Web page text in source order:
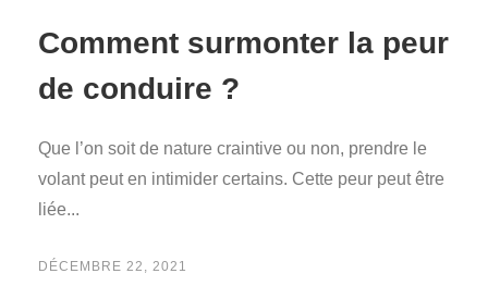
Comment surmonter la peur
de conduire ?
Que l’on soit de nature craintive ou non, prendre le
volant peut en intimider certains. Cette peur peut être
liée...
DÉCEMBRE 22, 2021